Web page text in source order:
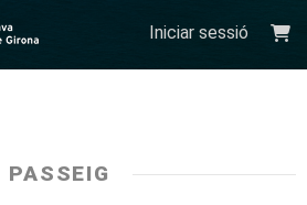
Iniciar sessió
PASSEIG